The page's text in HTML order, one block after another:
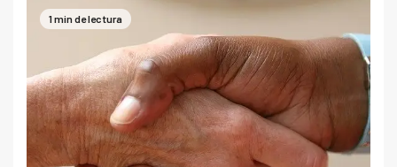
1 min de lectura